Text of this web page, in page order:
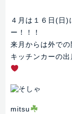
４月は１６日(日)
ー！！！
来月からは外で
キッチンカーの
mitsu